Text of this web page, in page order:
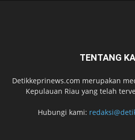
TENTANG
Detikkeprinews.com merupakan
Kepulauan Riau yang telah
Hubungi kami: